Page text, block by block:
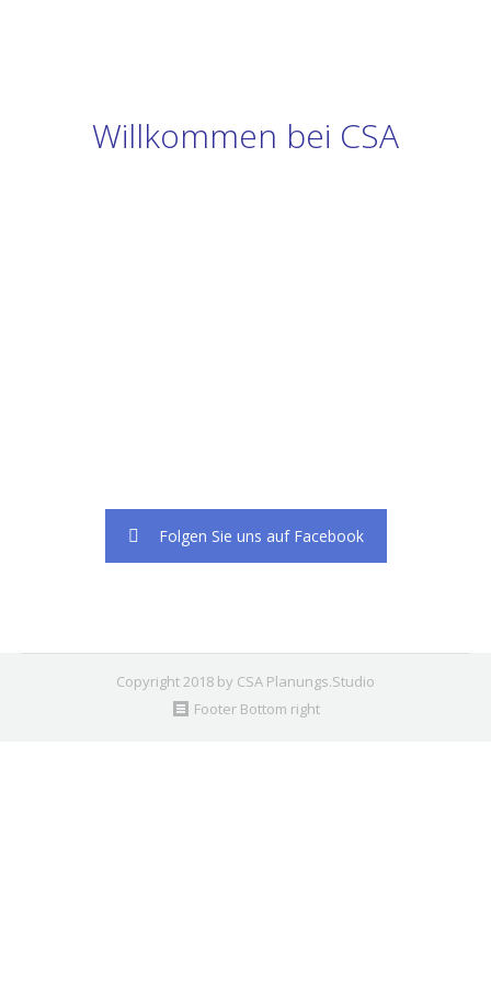
Willkommen bei CSA
Folgen Sie uns auf Facebook
Copyright 2018 by CSA Planungs.Studio
Footer Bottom right